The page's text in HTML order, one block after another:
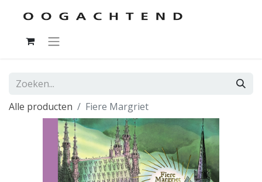
Alle producten Fiere Margriet